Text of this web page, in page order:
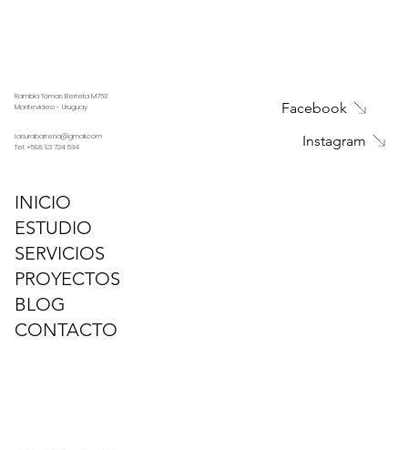
i.asurabarrena@gmail.com
Tel:+598 93 724 534
Rambla Tomas Berreta M763
Montevideo - Uruguay
INICIO
ESTUDIO
SERVICIOS
PROYECTOS
BLOG
CONTACTO
Facebook
Instagram